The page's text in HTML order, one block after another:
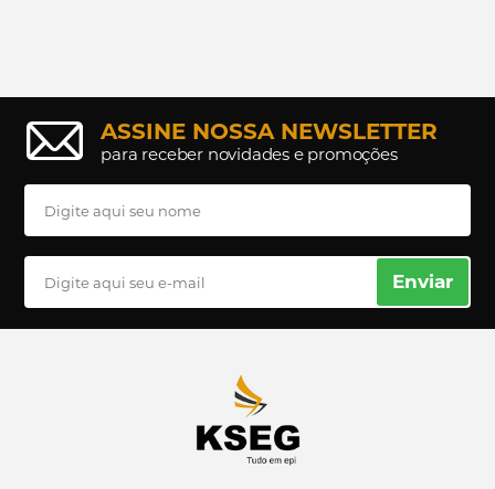
ASSINE NOSSA NEWSLETTER
para receber novidades e promoções
Enviar